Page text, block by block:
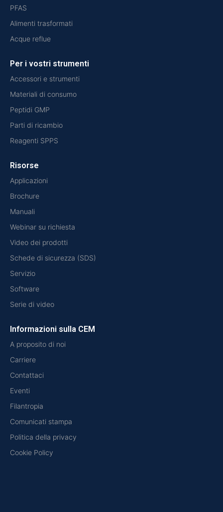
PFAS
Alimenti trasformati
Acque reflue
Per i vostri strumenti
Accessori e strumenti
Materiali di consumo
Peptidi GMP
Parti di ricambio
Reagenti SPPS
Risorse
Applicazioni
Brochure
Manuali
Webinar su richiesta
Video dei prodotti
Schede di sicurezza (SDS)
Servizio
Software
Serie di video
Informazioni sulla CEM
A proposito di noi
Carriere
Contattaci
Eventi
Filantropia
Comunicati stampa
Politica della privacy
Cookie Policy